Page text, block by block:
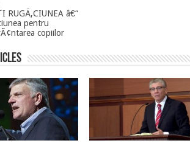
RUGÄ‚CIUNEA â€“
pentru
copiilor